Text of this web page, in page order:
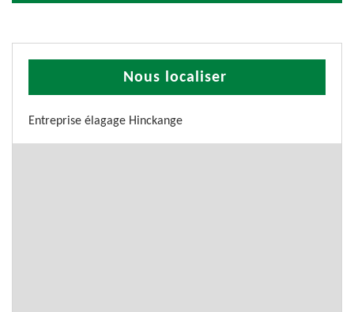
Nous localiser
Entreprise élagage Hinckange